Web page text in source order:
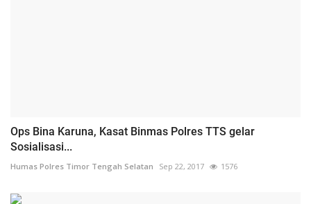
Ops Bina Karuna, Kasat Binmas Polres TTS gelar
Sosialisasi...
Humas Polres Timor Tengah Selatan Sep 22, 2017 1576